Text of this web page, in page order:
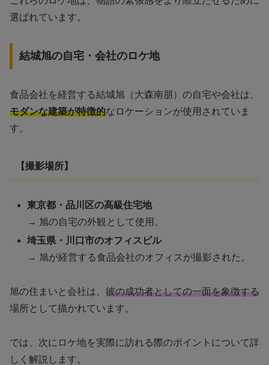
選ばれています。
結城旭の自宅・会社のロケ地
食品会社を経営する結城旭（大森南朋）の自宅や会社は、
モダンな建築が特徴的なロケーションが使用されていま
す。
【撮影場所】
東京都・品川区の高級住宅地
→ 旭の自宅の外観として使用。
埼玉県・川口市のオフィスビル
→ 旭が経営する食品会社のオフィスが撮影された。
旭の住まいと会社は、 彼の成功者としての一面を象徴する
場所として描かれています。
では、次にロケ地を実際に訪れる際のポイントについて詳
しく解説します。